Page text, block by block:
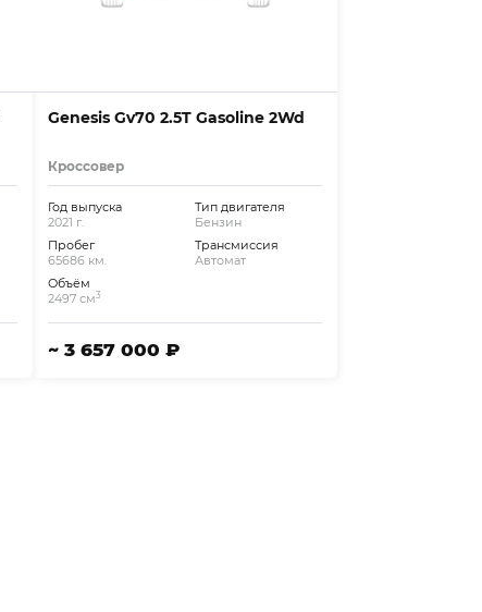
Genesis Gv70 2.5T Gasoline 2Wd
Кроссовер
Год выпуска
2021 г.
Пробег
65686 км.
Объём
2497 см3
Тип двигателя
Бензин
Трансмиссия
Автомат
~ 3 657 000 ₽